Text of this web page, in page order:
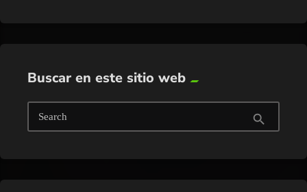
Buscar en este sitio web
Search search